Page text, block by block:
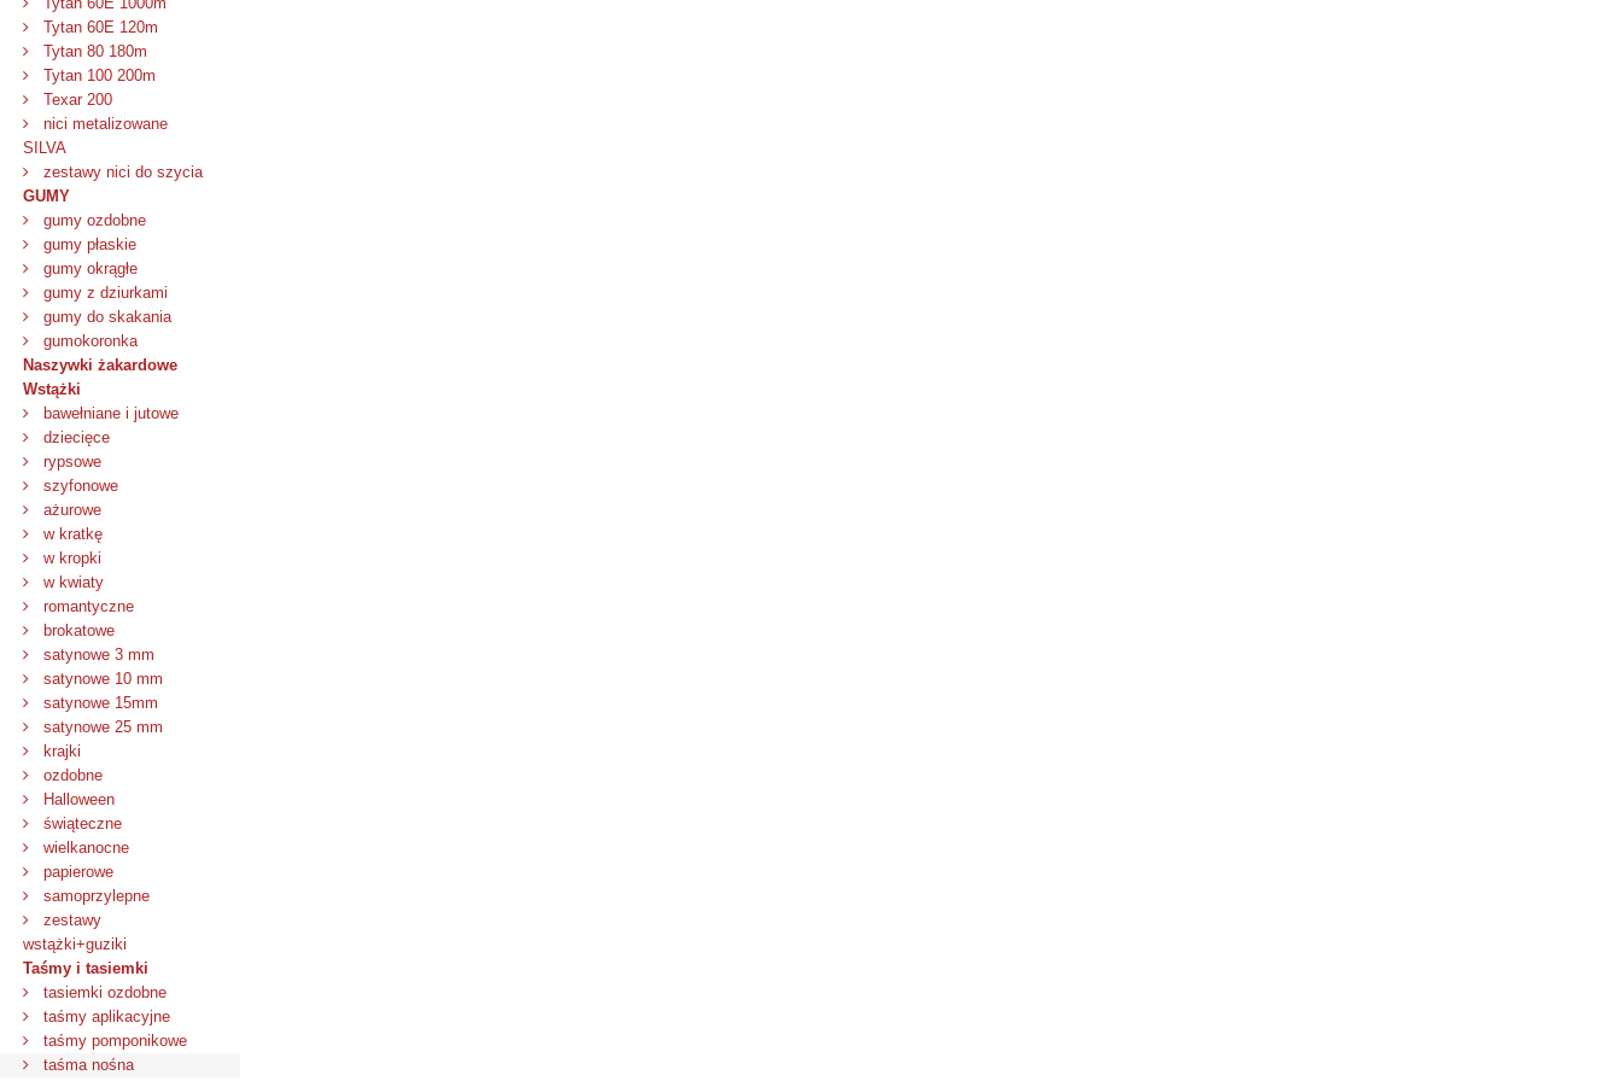
Tytan 60E 120m
Tytan 80 180m
Tytan 100 200m
Texar 200
nici metalizowane
SILVA
zestawy nici do szycia
GUMY
gumy ozdobne
gumy płaskie
gumy okrągłe
gumy z dziurkami
gumy do skakania
gumokoronka
Naszywki żakardowe
Wstążki
bawełniane i jutowe
dziecięce
rypsowe
szyfonowe
ażurowe
w kratkę
w kropki
w kwiaty
romantyczne
brokatowe
satynowe 3 mm
satynowe 10 mm
satynowe 15mm
satynowe 25 mm
krajki
ozdobne
Halloween
świąteczne
wielkanocne
papierowe
samoprzylepne
zestawy
wstążki+guziki
Taśmy i tasiemki
tasiemki ozdobne
taśmy aplikacyjne
taśmy pomponikowe
taśma nośna